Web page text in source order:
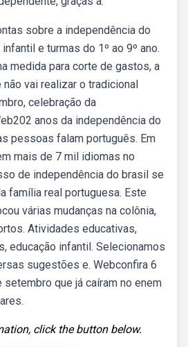
sobre a independência do
e turmas do 1º ao 9º ano.
medida para corte de gastos, a
vai realizar o tradicional
celebração da
anos da independência do
pessoas falam português. Em
mais de 7 mil idiomas no
de independência do brasil se
família real portuguesa. Este
várias mudanças na colônia,
Atividades educativas,
educação infantil. Selecionamos
sugestões e. Webconfira 6
que já caíram no enem
click the button below.